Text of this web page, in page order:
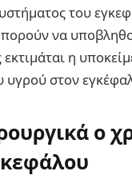
του
να
η
υγρού στον
ο